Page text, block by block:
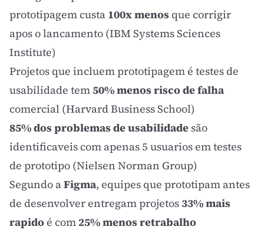
prototipagem custa 100x menos que corrigir
apos o lancamento (IBM Systems Sciences
Institute)
Projetos que incluem prototipagem é testes de
usabilidade tem50% menos risco de falha
comercial (Harvard Business School)
85% dos problemas de usabilidade são
identificaveis com apenas 5 usuarios em testes
de prototipo (Nielsen Norman Group)
Segundo aFigma, equipes que prototipam antes
de desenvolver entregam projetos 33% mais
rapidoé com 25% menos retrabalho